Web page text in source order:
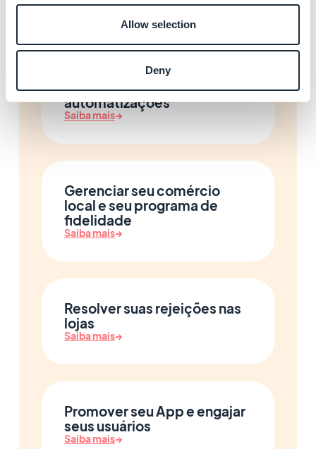
Allow selection
Deny
Enriquecer seu App com IA e
automatizações
Saiba mais→
Gerenciar seu comércio
local e seu programa de
fidelidade
Saiba mais→
Resolver suas rejeições nas
lojas
Saiba mais→
Promover seu App e engajar
seus usuários
Saiba mais→